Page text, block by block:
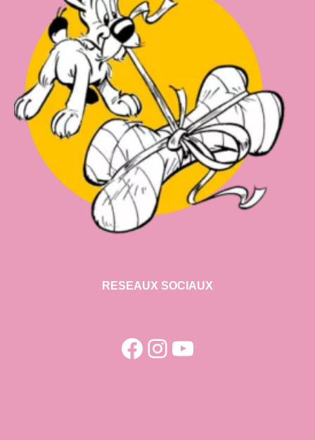
RESEAUX SOCIAUX
Facebook
Instagram
YouTube